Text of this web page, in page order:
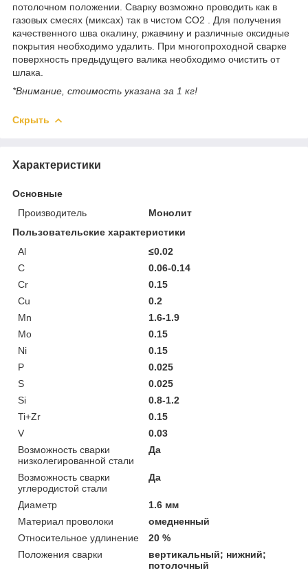
потолочном положении. Сварку возможно проводить как в
газовых смесях (миксах) так в чистом СО2 . Для получения
качественного шва окалину, ржавчину и различные оксидные
покрытия необходимо удалить. При многопроходной сварке
поверхность предыдущего валика необходимо очистить от
шлака.
*Внимание, стоимость указана за 1 кг!
Скрыть
Характеристики
Основные
Производитель
Монолит
Пользовательские характеристики
Al
≤0.02
C
0.06-0.14
Cr
0.15
Cu
0.2
Mn
1.6-1.9
Mo
0.15
Ni
0.15
P
0.025
S
0.025
Si
0.8-1.2
Ti+Zr
0.15
V
0.03
Возможность сварки
низколегированной стали
Да
Возможность сварки
углеродистой стали
Да
Диаметр
1.6 мм
Материал проволоки
омедненный
Относительное удлинение
20 %
Положения сварки
вертикальный; нижний;
потолочный